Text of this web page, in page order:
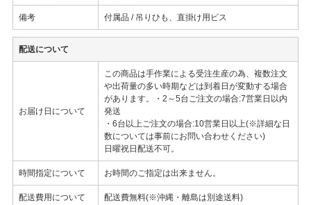
備考 付属品 / 吊りひも、直掛け用ビス
配送について
お届け日について
この商品は手作業による受注生産の為、複数注文
や出荷量の多い時期などは到着日が変動する場合
があります。・2～5台ご注文の場合:7営業日以内
発送
・6台以上ご注文の場合:10営業日以上(※詳細な日
数については事前にお問い合わせください)
日曜祝日配送不可。
時間指定について お時間のご指定は出来ません。
配送費用について 配送費無料(※沖縄・離島は別途送料)